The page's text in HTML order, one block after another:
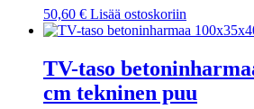
50,60 € Lisää ostoskoriin
TV-taso
cm tekninen puu